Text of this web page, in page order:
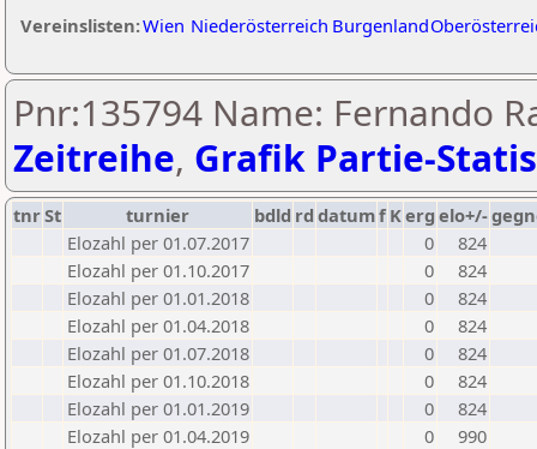
Vereinslisten:Wien Niederösterreich Burgenland
Pnr:135794 Name: Fernando
Zeitreihe, Grafik Partie-
tnrSt turnier bdld rd datumf Kerg elo+/-
Elozahl per 01.07.2017
0
824
Elozahl per 01.10.2017
0
824
Elozahl per 01.01.2018
0
824
Elozahl per 01.04.2018
0
824
Elozahl per 01.07.2018
0
824
Elozahl per 01.10.2018
0
824
Elozahl per 01.01.2019
0
824
Elozahl per 01.04.2019
0
990